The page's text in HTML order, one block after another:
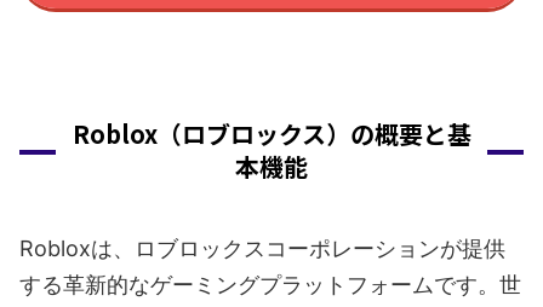
Roblox（ロブロックス）の概要と基
本機能
Robloxは、ロブロックスコーポレーションが提供
する革新的なゲーミングプラットフォームです。世